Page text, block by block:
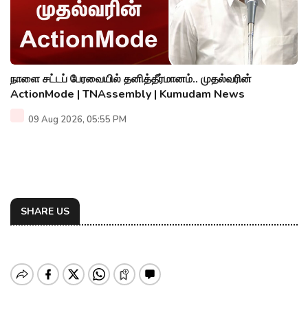
நாளை சட்டப் பேரவையில் தனித்தீர்மானம்.. முதல்வரின்
ActionMode | TNAssembly | Kumudam News
09 Aug 2026, 05:55 PM
SHARE US